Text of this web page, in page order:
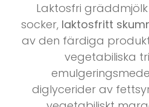
Laktosfri gräddmjölk
socker, laktosfritt
av den färdiga
vegetabiliska
diglycerider av